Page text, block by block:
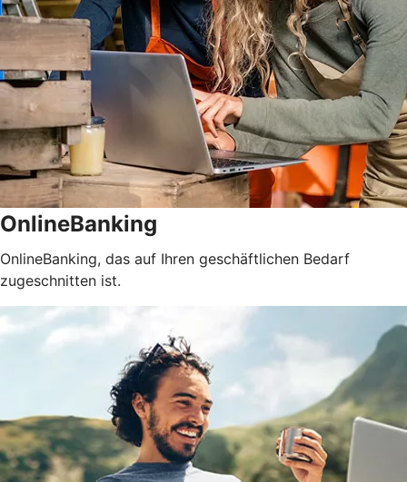
OnlineBanking
OnlineBanking, das auf Ihren geschäftlichen Bedarf
zugeschnitten ist.